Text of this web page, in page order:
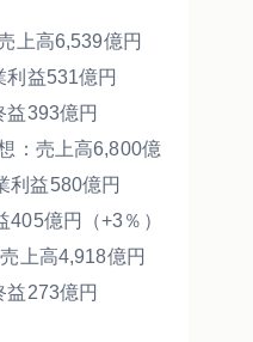
上高6,539億円
利益531億円
益393億円
：売上高6,800億
利益580億円
405億円（+3％）
上高4,918億円
益273億円